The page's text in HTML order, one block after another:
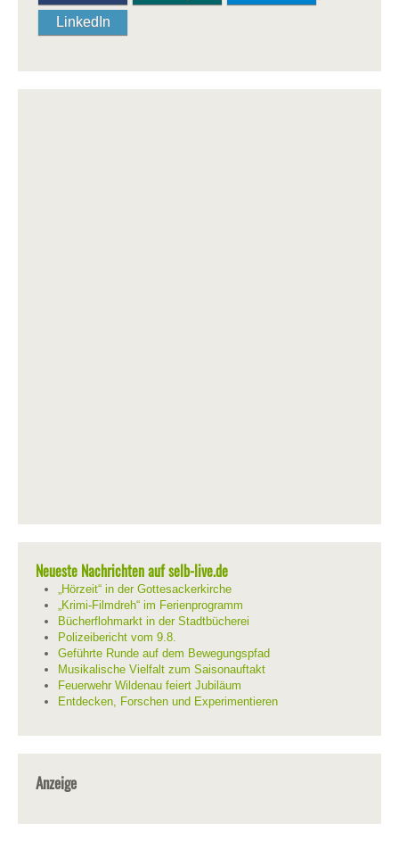
LinkedIn
Neueste Nachrichten auf selb-live.de
„Hörzeit“ in der Gottesackerkirche
„Krimi-Filmdreh“ im Ferienprogramm
Bücherflohmarkt in der Stadtbücherei
Polizeibericht vom 9.8.
Geführte Runde auf dem Bewegungspfad
Musikalische Vielfalt zum Saisonauftakt
Feuerwehr Wildenau feiert Jubiläum
Entdecken, Forschen und Experimentieren
Anzeige